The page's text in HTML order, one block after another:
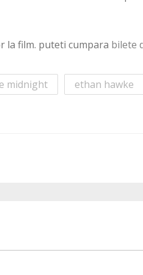
la film. puteti cumpara bilete
midnight ethan hawke